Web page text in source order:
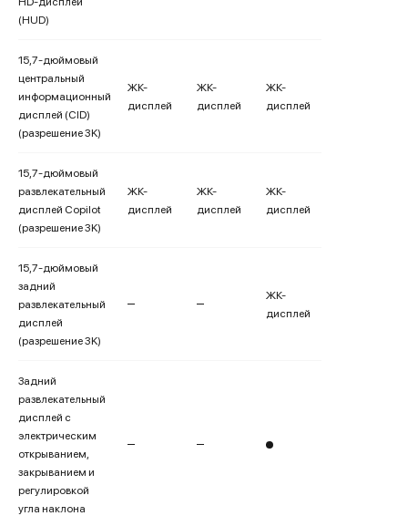
(HUD)
15,7-дюймовый
центральный
информационный
дисплей (CID)
(разрешение 3K)
ЖК-
дисплей
ЖК-
дисплей
ЖК-
дисплей
15,7-дюймовый
развлекательный
дисплей Copilot
(разрешение 3K)
ЖК-
дисплей
ЖК-
дисплей
ЖК-
дисплей
15,7-дюймовый
задний
развлекательный
дисплей
(разрешение 3K)
ЖК-
дисплей
Задний
развлекательный
дисплей с
электрическим
открыванием,
закрыванием и
регулировкой
угла наклона